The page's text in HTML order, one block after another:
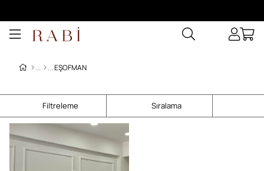
EŞOFMAN
Filtreleme Sıralama